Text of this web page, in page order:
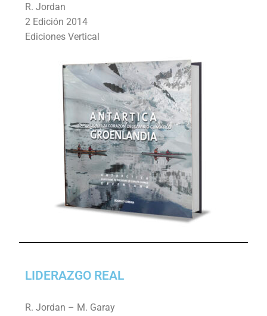
R. Jordan
2 Edición 2014
Ediciones Vertical
LIDERAZGO REAL
R. Jordan – M. Garay